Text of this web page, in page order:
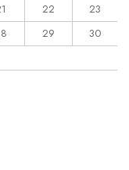
22
23
29
30